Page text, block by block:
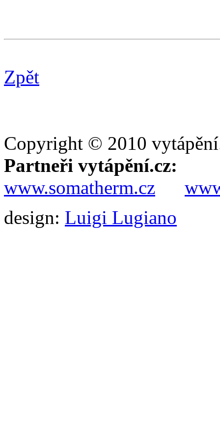
Zpět
Copyright © 2010
Partneři vytápění.cz:
www.somatherm.cz
design: Luigi Lugiano